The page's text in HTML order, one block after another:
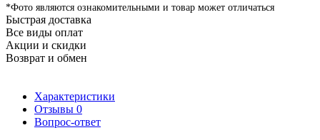
*Фото являются ознакомительными и товар может отличаться
Быстрая доставка
Все виды оплат
Акции и скидки
Возврат и обмен
Характеристики
Отзывы 0
Вопрос-ответ